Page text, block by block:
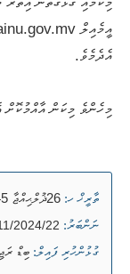
އެދެމެވެ.
މިހެންވެ މިކަން
ތާރީޚް ހ: 26ޛުލްޙިއްޖާ 1445
ނަންބަރު: 2024/22
ގުޅުންހުރި ފައިލް: ބިޑް